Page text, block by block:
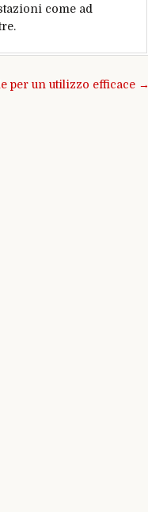
come ad
per un utilizzo efficace →